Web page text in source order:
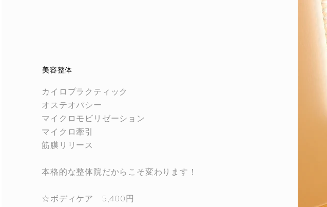
​美容整体
カイロプラクティック
オステオパシー
マイクロモビリゼーション
マイクロ牽引
筋膜リリース
本格的な整体院だからこそ変わります！
☆ボディケア 5,400円​